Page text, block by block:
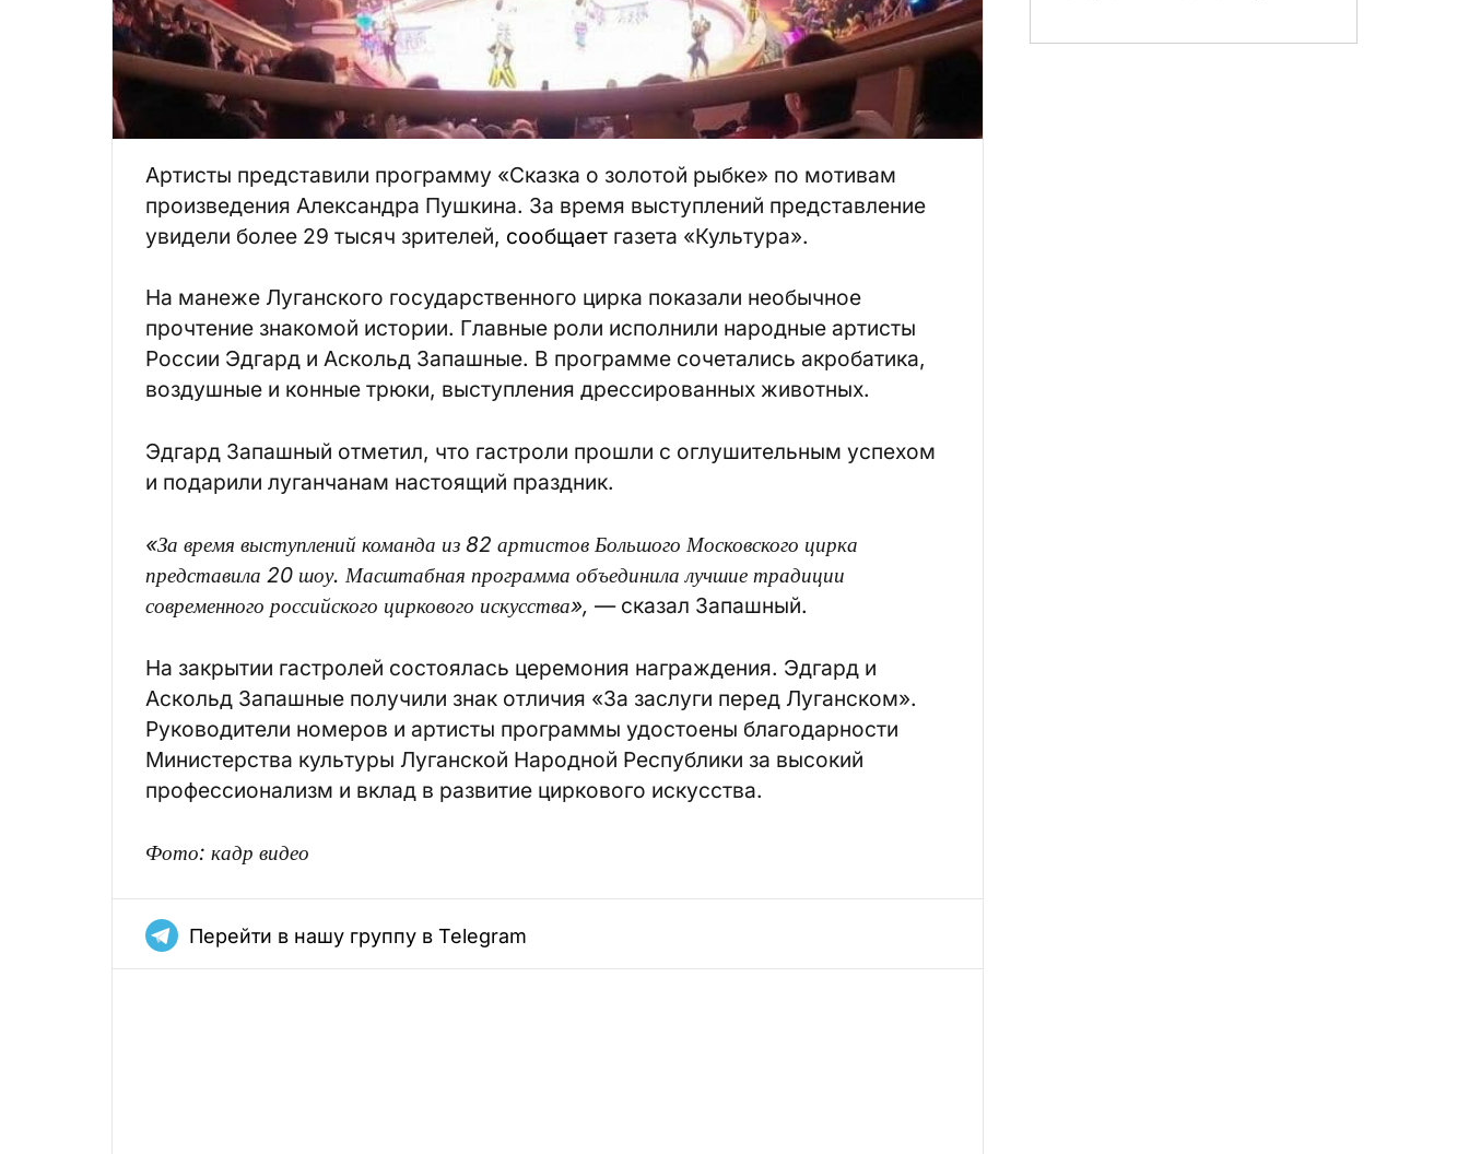
Артисты представили программу «Сказка о золотой рыбке» по мотивам
произведения Александра Пушкина. За время выступлений представление
увидели более 29 тысяч зрителей, сообщает газета «Культура».
На манеже Луганского государственного цирка показали необычное
прочтение знакомой истории. Главные роли исполнили народные артисты
России Эдгард и Аскольд Запашные. В программе сочетались акробатика,
воздушные и конные трюки, выступления дрессированных животных.
Эдгард Запашный отметил, что гастроли прошли с оглушительным успехом
и подарили луганчанам настоящий праздник.
«За время выступлений команда из 82 артистов Большого Московского цирка
представила 20 шоу. Масштабная программа объединила лучшие традиции
современного российского циркового искусства», — сказал Запашный.
На закрытии гастролей состоялась церемония награждения. Эдгард и
Аскольд Запашные получили знак отличия «За заслуги перед Луганском».
Руководители номеров и артисты программы удостоены благодарности
Министерства культуры Луганской Народной Республики за высокий
профессионализм и вклад в развитие циркового искусства.
Фото: кадр видео
Перейти в нашу группу в Telegram